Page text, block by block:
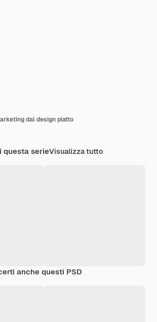
dal design piatto
questa serieVisualizza tutto
anche questi PSD